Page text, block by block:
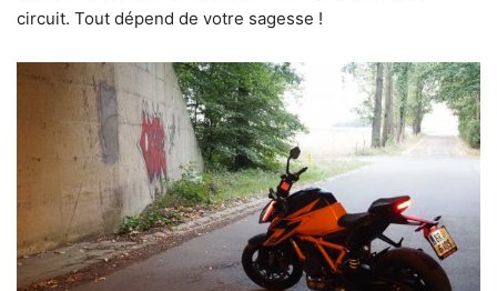
circuit. Tout dépend de votre sagesse !